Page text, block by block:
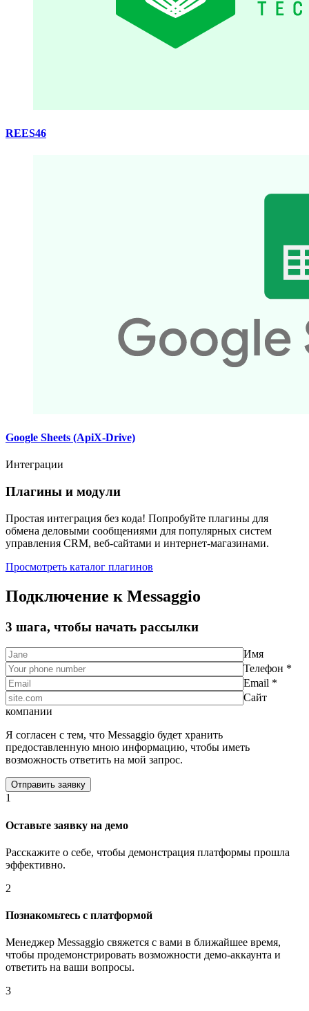
REES46
Google Sheets (ApiX-Drive)
Интеграции
Плагины и модули
Простая интеграция без кода! Попробуйте плагины для
обмена деловыми сообщениями для популярных систем
управления CRM, веб-сайтами и интернет-магазинами.
Просмотреть каталог плагинов
Подключение к Messaggio
3 шага, чтобы начать рассылки
Имя
Телефон *
Email *
Сайт
компании
Я согласен с тем, что Messaggio будет хранить
предоставленную мною информацию, чтобы иметь
возможность ответить на мой запрос.
1
Оставьте заявку на демо
Расскажите о себе, чтобы демонстрация платформы прошла
эффективно.
2
Познакомьтесь с платформой
Менеджер Messaggio свяжется с вами в ближайшее время,
чтобы продемонстрировать возможности демо-аккаунта и
ответить на ваши вопросы.
3